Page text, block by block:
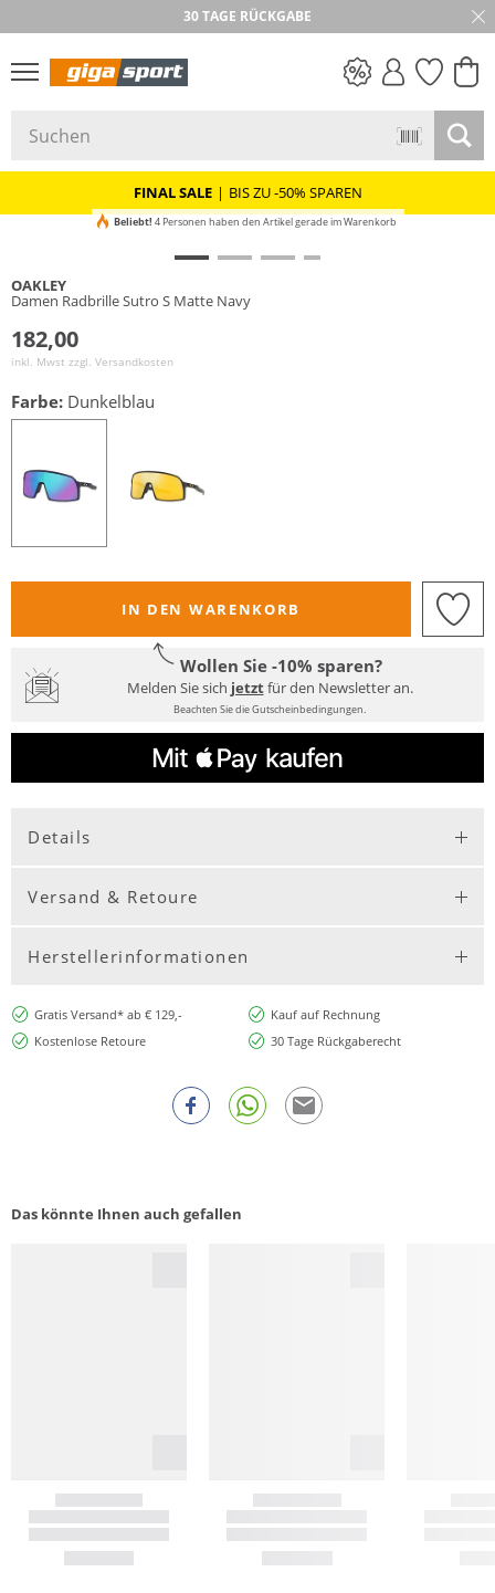
30 TAGE RÜCKGABE
FINAL SALE | BIS ZU -50% SPAREN
Beliebt! 4 Personen haben den Artikel gerade im Warenkorb
OAKLEY
Damen Radbrille Sutro S Matte Navy
182,00
inkl. Mwst zzgl. Versandkosten
Farbe: Dunkelblau
IN DEN WARENKORB
Wollen Sie -10% sparen?
Melden Sie sich jetztfür den Newsletter an.
Beachten Sie die Gutscheinbedingungen.
Details
Versand & Retoure
Herstellerinformationen
Gratis Versand* ab € 129,-
Kauf auf Rechnung
Kostenlose Retoure
30 Tage Rückgaberecht
Das könnte Ihnen auch gefallen